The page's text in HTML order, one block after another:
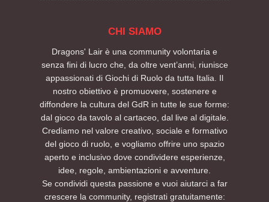
CHI SIAMO
Dragons' Lair è una community volontaria e
senza fini di lucro che, da oltre vent’anni, riunisce
appassionati di Giochi di Ruolo da tutta Italia. Il
nostro obiettivo è promuovere, sostenere e
diffondere la cultura del GdR in tutte le sue forme:
dal gioco da tavolo al cartaceo, dal live al digitale.
Crediamo nel valore creativo, sociale e formativo
del gioco di ruolo, e vogliamo offrire uno spazio
aperto e inclusivo dove condividere esperienze,
idee, regole, ambientazioni e avventure.
Se condividi questa passione e vuoi aiutarci a far
crescere la community, registrati gratuitamente: